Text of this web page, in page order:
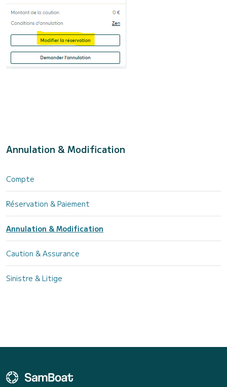
Annulation & Modification
Compte
Réservation & Paiement
Annulation & Modification
Caution & Assurance
Sinistre & Litige